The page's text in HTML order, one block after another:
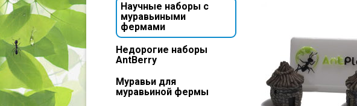
Научные наборы с
муравьиными
фермами
Недорогие наборы
AntBerry
Муравьи для
муравьиной фермы